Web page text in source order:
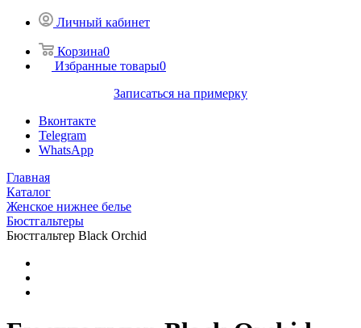
Личный кабинет
Корзина0
Избранные товары0
Записаться на примерку
Вконтакте
Telegram
WhatsApp
Главная
Каталог
Женское нижнее белье
Бюстгальтеры
Бюстгальтер Black Orchid